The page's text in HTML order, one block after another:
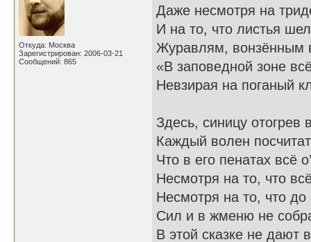
Откуда: Москва
Зарегистрирован: 2006-03-21
Сообщений: 865
Даже несмотря на
И на то, что листья
Журавлям, вонзённым
«В заповедной зоне
Невзирая на поганый
Здесь, синицу отогрев
Каждый волен
Что в его пенатах всё
Несмотря на то, что
Несмотря на то, что
Сил и в жменю не
В этой сказке не дают